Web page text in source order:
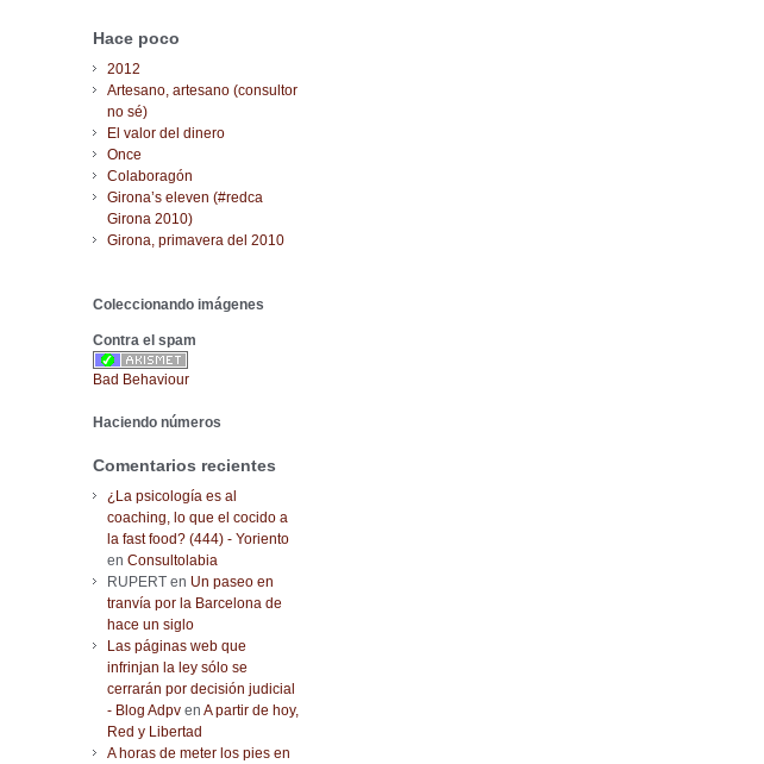
Hace poco
2012
Artesano, artesano (consultor
no sé)
El valor del dinero
Once
Colaboragón
Girona’s eleven (#redca
Girona 2010)
Girona, primavera del 2010
Coleccionando imágenes
Contra el spam
Bad Behaviour
Haciendo números
Comentarios recientes
¿La psicología es al
coaching, lo que el cocido a
la fast food? (444) - Yoriento
en Consultolabia
RUPERT en Un paseo en
tranvía por la Barcelona de
hace un siglo
Las páginas web que
infrinjan la ley sólo se
cerrarán por decisión judicial
- Blog Adpv en A partir de hoy,
Red y Libertad
A horas de meter los pies en